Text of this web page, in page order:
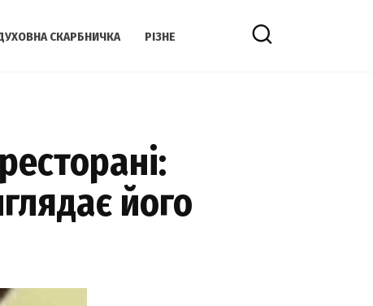
СКАРБНИЧКА РІЗНЕ
його